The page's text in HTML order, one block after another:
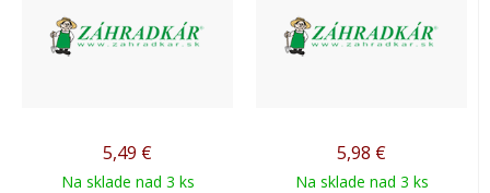
5,49 €
Na sklade nad 3 ks
5,98 €
Na sklade nad 3 ks